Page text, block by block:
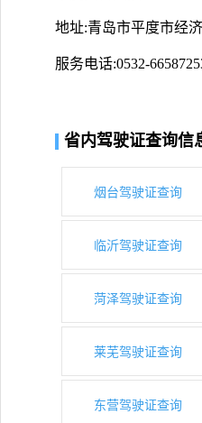
地址:青岛市平度市经
服务电话:0532-
省内驾驶证查询信
烟台驾驶证查询
临沂驾驶证查询
菏泽驾驶证查询
莱芜驾驶证查询
东营驾驶证查询